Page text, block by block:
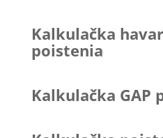
Kalkulačka
poistenia
Kalkulačka GAP